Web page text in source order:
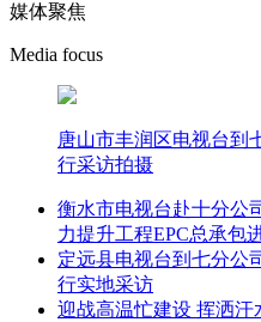
媒体聚焦
Media focus
唐山市丰润区电视台到
行采访拍摄
衡水市电视台赴十分公
力提升工程EPC总承包
定远县电视台到七分公
行实地采访
迎战高温忙建设 挥洒